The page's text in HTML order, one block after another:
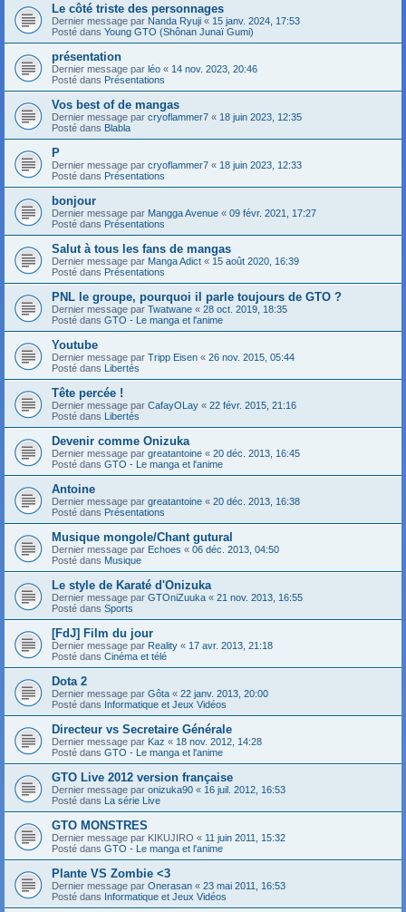
Le côté triste des personnages
Dernier message par Nanda Ryuji « 15 janv. 2024, 17:53
Posté dans Young GTO (Shônan Junaï Gumi)
présentation
Dernier message par léo « 14 nov. 2023, 20:46
Posté dans Présentations
Vos best of de mangas
Dernier message par cryoflammer7 « 18 juin 2023, 12:35
Posté dans Blabla
P
Dernier message par cryoflammer7 « 18 juin 2023, 12:33
Posté dans Présentations
bonjour
Dernier message par Mangga Avenue « 09 févr. 2021, 17:27
Posté dans Présentations
Salut à tous les fans de mangas
Dernier message par Manga Adict « 15 août 2020, 16:39
Posté dans Présentations
PNL le groupe, pourquoi il parle toujours de GTO ?
Dernier message par Twatwane « 28 oct. 2019, 18:35
Posté dans GTO - Le manga et l'anime
Youtube
Dernier message par Tripp Eisen « 26 nov. 2015, 05:44
Posté dans Libertés
Tête percée !
Dernier message par CafayOLay « 22 févr. 2015, 21:16
Posté dans Libertés
Devenir comme Onizuka
Dernier message par greatantoine « 20 déc. 2013, 16:45
Posté dans GTO - Le manga et l'anime
Antoine
Dernier message par greatantoine « 20 déc. 2013, 16:38
Posté dans Présentations
Musique mongole/Chant gutural
Dernier message par Echoes « 06 déc. 2013, 04:50
Posté dans Musique
Le style de Karaté d'Onizuka
Dernier message par GTOniZuuka « 21 nov. 2013, 16:55
Posté dans Sports
[FdJ] Film du jour
Dernier message par Reality « 17 avr. 2013, 21:18
Posté dans Cinéma et télé
Dota 2
Dernier message par Gôta « 22 janv. 2013, 20:00
Posté dans Informatique et Jeux Vidéos
Directeur vs Secretaire Générale
Dernier message par Kaz « 18 nov. 2012, 14:28
Posté dans GTO - Le manga et l'anime
GTO Live 2012 version française
Dernier message par onizuka90 « 16 juil. 2012, 16:53
Posté dans La série Live
GTO MONSTRES
Dernier message par KIKUJIRO « 11 juin 2011, 15:32
Posté dans GTO - Le manga et l'anime
Plante VS Zombie <3
Dernier message par Onerasan « 23 mai 2011, 16:53
Posté dans Informatique et Jeux Vidéos